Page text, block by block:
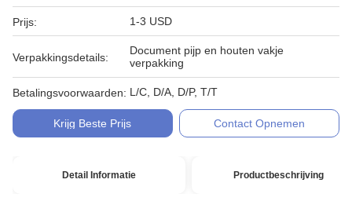
Prijs: 1-3 USD
Verpakkingsdetails:
Document pijp en houten vakje
verpakking
Betalingsvoorwaarden: L/C, D/A, D/P, T/T
Krijg Beste Prijs Contact Opnemen
Detail Informatie Productbeschrijving